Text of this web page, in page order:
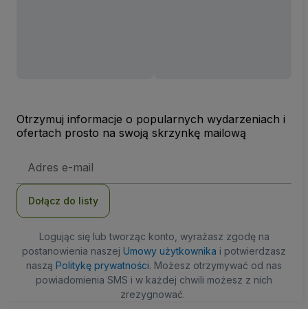
Otrzymuj informacje o popularnych wydarzeniach i
ofertach prosto na swoją skrzynkę mailową
e-
Dołącz do listy
Logując się lub tworząc konto, wyrażasz zgodę na
postanowienia naszej Umowy użytkownika i potwierdzasz
naszą Politykę prywatności. Możesz otrzymywać od nas
powiadomienia SMS i w każdej chwili możesz z nich
zrezygnować.